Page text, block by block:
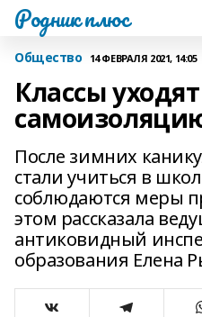
Родник плюс
Общество 14 ФЕВРАЛЯ 2021, 14:05
Классы
После зимних
стали учиться в
соблюдаются меры
этом рассказала
антиковидный
образования Елена